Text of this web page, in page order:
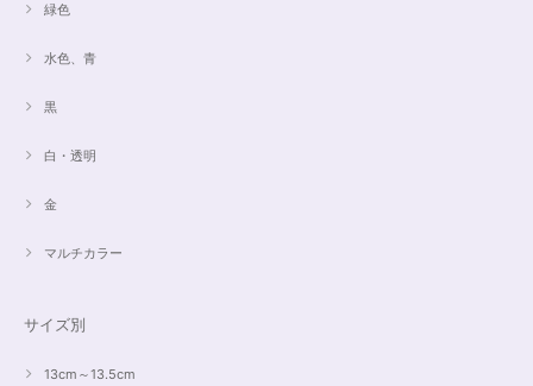
緑色
水色、青
黒
白・透明
金
マルチカラー
サイズ別
13cm～13.5cm